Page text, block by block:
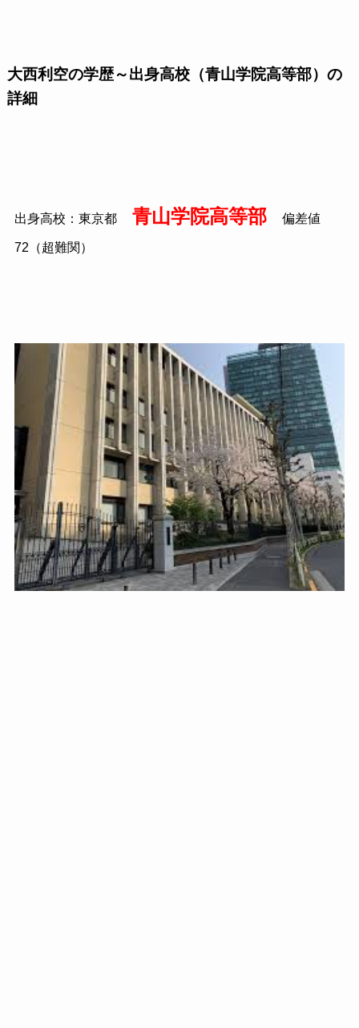
大西利空の学歴～出身高校（青山学院高等部）の
詳細
出身高校：東京都 青山学院高等部 偏差値
72（超難関）